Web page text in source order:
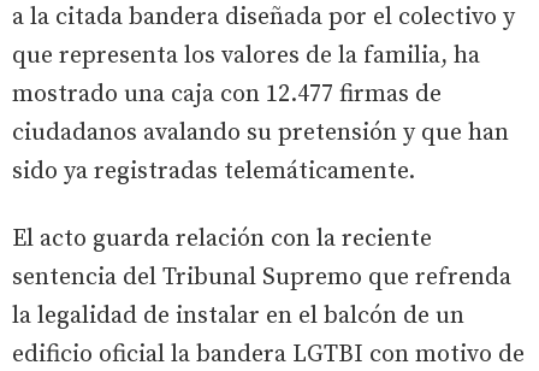
a la citada bandera diseñada por el colectivo y
que representa los valores de la familia, ha
mostrado una caja con 12.477 firmas de
ciudadanos avalando su pretensión y que han
sido ya registradas telemáticamente.
El acto guarda relación con la reciente
sentencia del Tribunal Supremo que refrenda
la legalidad de instalar en el balcón de un
edificio oficial la bandera LGTBI con motivo de